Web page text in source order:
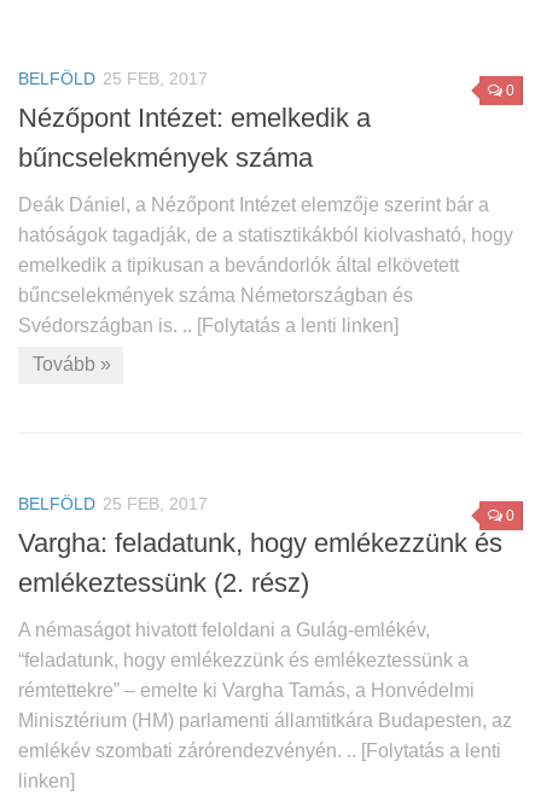
0
BELFÖLD 25 FEB, 2017
Nézőpont Intézet: emelkedik a
bűncselekmények száma
Deák Dániel, a Nézőpont Intézet elemzője szerint bár a
hatóságok tagadják, de a statisztikákból kiolvasható, hogy
emelkedik a tipikusan a bevándorlók által elkövetett
bűncselekmények száma Németországban és
Svédországban is. .. [Folytatás a lenti linken]
Tovább »
0
BELFÖLD 25 FEB, 2017
Vargha: feladatunk, hogy emlékezzünk és
emlékeztessünk (2. rész)
A némaságot hivatott feloldani a Gulág-emlékév,
“feladatunk, hogy emlékezzünk és emlékeztessünk a
rémtettekre” – emelte ki Vargha Tamás, a Honvédelmi
Minisztérium (HM) parlamenti államtitkára Budapesten, az
emlékév szombati zárórendezvényén. .. [Folytatás a lenti
linken]